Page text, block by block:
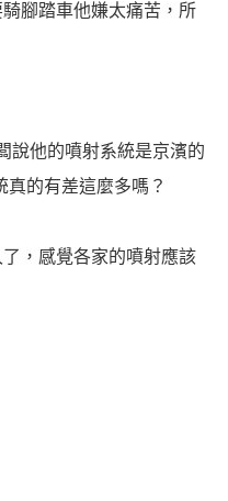
腳踏車他嫌太痛苦，所
說他的噴射系統是京濱的
的有差這麼多嗎？
，感覺各家的噴射應該